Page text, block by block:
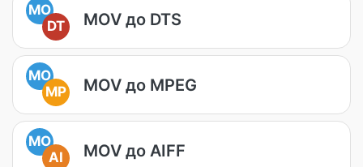
MO
DT
MOV до DTS
MO
MP
MOV до MPEG
MO
AI
MOV до AIFF